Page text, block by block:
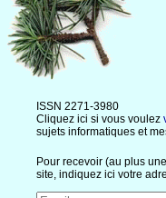
ISSN 2271-3980
Cliquez ici si vous voulez
sujets informatiques et
Pour recevoir (au plus
site, indiquez ici votre